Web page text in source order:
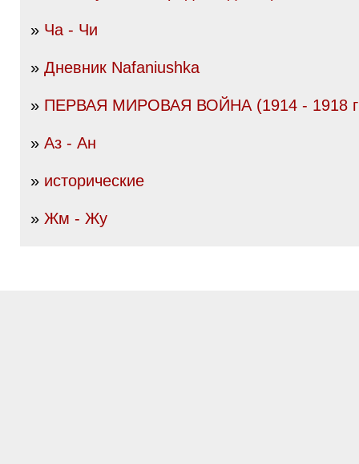
» Ча - Чи
» Дневник Nafaniushka
» ПЕРВАЯ МИРОВАЯ ВОЙНА (1914 - 1918
» Аз - Ан
» исторические
» Жм - Жу